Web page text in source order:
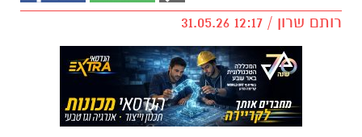
רותם שרון / 12:17 31.05.26
איחוד הצלה